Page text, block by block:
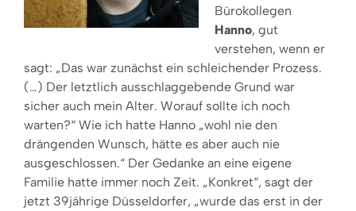
Bürokollegen
Hanno, gut
verstehen, wenn er
sagt: „Das war zunächst ein schleichender Prozess.
(…) Der letztlich ausschlaggebende Grund war
sicher auch mein Alter. Worauf sollte ich noch
warten?“ Wie ich hatte Hanno „wohl nie den
drängenden Wunsch, hätte es aber auch nie
ausgeschlossen.“ Der Gedanke an eine eigene
Familie hatte immer noch Zeit. „Konkret“, sagt der
jetzt 39jährige Düsseldorfer, „wurde das erst in der